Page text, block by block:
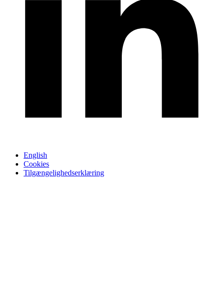
English
Cookies
Tilgængelighedserklæring